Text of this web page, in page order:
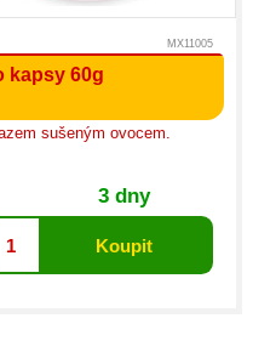
kapsy 60g
sušeným ovocem.
MX11005
3 dny